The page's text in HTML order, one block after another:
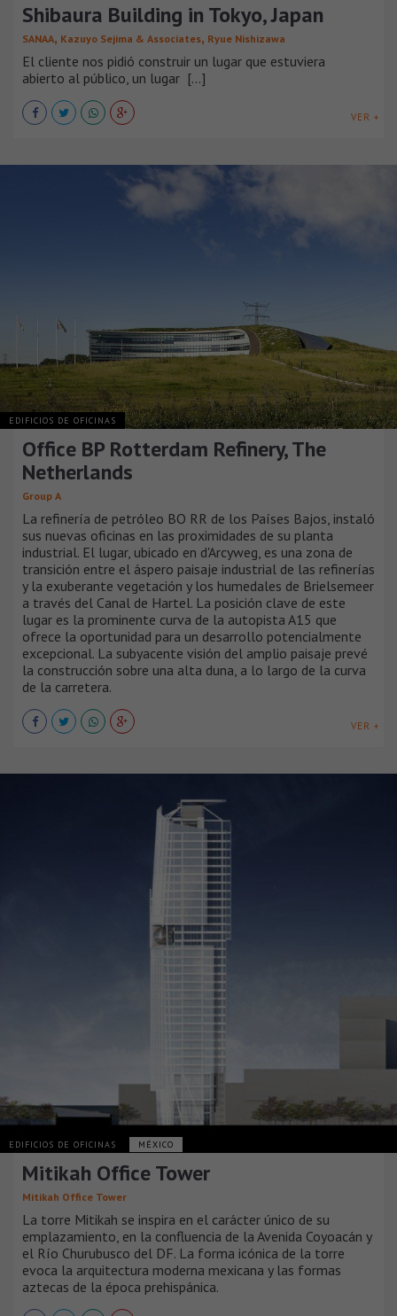
Shibaura Building in Tokyo, Japan
SANAA, Kazuyo Sejima & Associates, Ryue Nishizawa
El cliente nos pidió construir un lugar que estuviera
abierto al público, un lugar [...]
VER +
EDIFICIOS DE OFICINAS
Office BP Rotterdam Refinery, The
Netherlands
Group A
La refinería de petróleo BO RR de los Países Bajos, instaló
sus nuevas oficinas en las proximidades de su planta
industrial. El lugar, ubicado en d'Arcyweg, es una zona de
transición entre el áspero paisaje industrial de las refinerías
y la exuberante vegetación y los humedales de Brielsemeer
a través del Canal de Hartel. La posición clave de este
lugar es la prominente curva de la autopista A15 que
ofrece la oportunidad para un desarrollo potencialmente
excepcional. La subyacente visión del amplio paisaje prevé
la construcción sobre una alta duna, a lo largo de la curva
de la carretera.
VER +
EDIFICIOS DE OFICINAS MÉXICO
Mitikah Office Tower
Mitikah Office Tower
La torre Mitikah se inspira en el carácter único de su
emplazamiento, en la confluencia de la Avenida Coyoacán y
el Río Churubusco del DF. La forma icónica de la torre
evoca la arquitectura moderna mexicana y las formas
aztecas de la época prehispánica.